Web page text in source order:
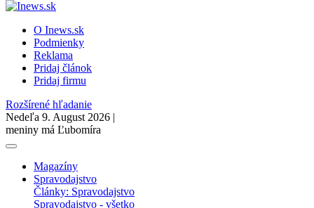
O Inews.sk
Podmienky
Reklama
Pridaj článok
Pridaj firmu
Rozšírené hľadanie
Nedeľa 9. August 2026 |
meniny má Ľubomíra
Magazíny
Spravodajstvo
Články: Spravodajstvo
Spravodajstvo - všetko